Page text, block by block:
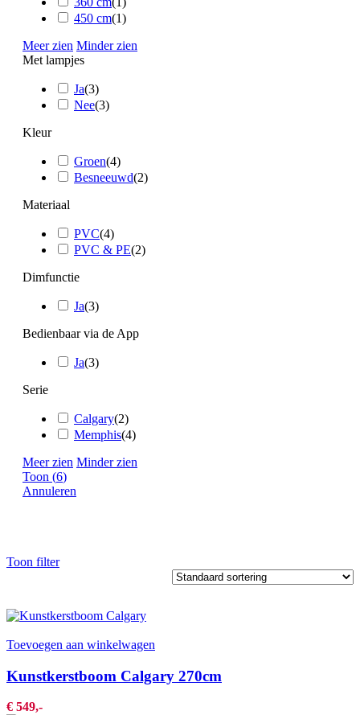
450 cm(1)
Meer zien Minder zien
Met lampjes
Ja(3)
Nee(3)
Kleur
Groen(4)
Besneeuwd(2)
Materiaal
PVC(4)
PVC & PE(2)
Dimfunctie
Ja(3)
Bedienbaar via de App
Ja(3)
Serie
Calgary(2)
Memphis(4)
Meer zien Minder zien
Toon (6)
Annuleren
Toon filter
Toevoegen aan winkelwagen
Kunstkerstboom Calgary 270cm
€ 549,-